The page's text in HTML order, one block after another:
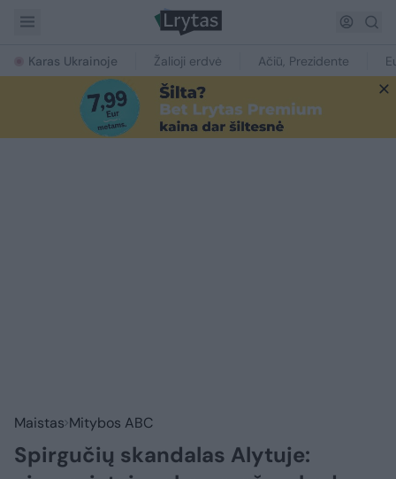
Karas Ukrainoje Žalioji erdvė Ačiū, Prezidente
Maistas Mitybos ABC
Spirgučių skandalas Alytuje: